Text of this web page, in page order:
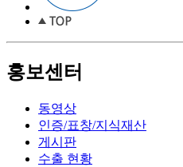
홍보센터
동영상
인증/표창/지식재산
게시판
수출 현황